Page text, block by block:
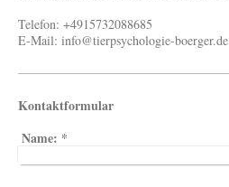
Telefon: +4915732088685
E-Mail: info@tierpsychologie-boerger.de
Kontaktformular
Name: *